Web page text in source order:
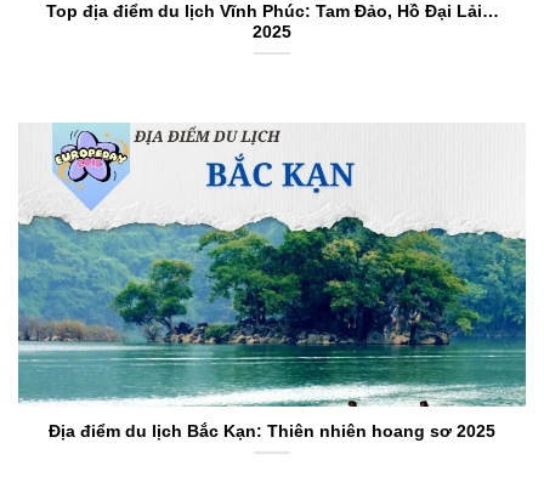
Top địa điểm du lịch Vĩnh Phúc: Tam Đảo, Hồ Đại Lải…
2025
Địa điểm du lịch Bắc Kạn: Thiên nhiên hoang sơ 2025